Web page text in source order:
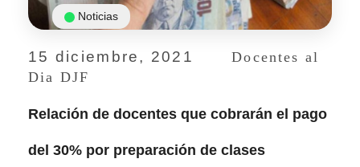
15 diciembre, 2021
Docentes al
Dia DJF
Noticias
Relación de docentes que cobrarán el pago
del 30% por preparación de clases